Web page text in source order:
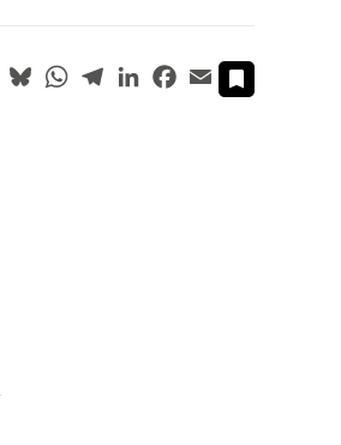
X BlueskyWhatsApp
TelegramLinkedInFacebook
Email